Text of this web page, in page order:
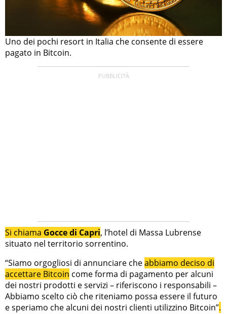
Uno dei pochi resort in Italia che consente di essere
pagato in Bitcoin.
Si chiama Gocce di Capri, l’hotel di Massa Lubrense
situato nel territorio sorrentino.
“Siamo orgogliosi di annunciare cheabbiamo deciso di
accettare Bitcoin come forma di pagamento per alcuni
dei nostri prodotti e servizi – riferiscono i responsabili –
Abbiamo scelto ciò che riteniamo possa essere il futuro
e speriamo che alcuni dei nostri clienti utilizzino Bitcoin”.